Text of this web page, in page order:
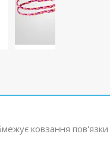
ковзання пов'язки